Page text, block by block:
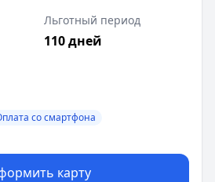
Льготный период
110 дней
со смартфона
карту